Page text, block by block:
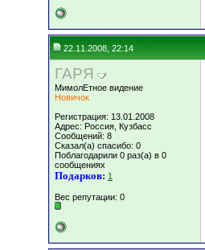
22.11.2008, 22:14
ГАРЯ
МимолЕтное видение
Новичок
Регистрация: 13.01.2008
Адрес: Россия, Кузбасс
Сообщений: 8
Сказал(а) спасибо: 0
Поблагодарили 0 раз(а) в 0
сообщениях
Подарков: 1
Вес репутации: 0